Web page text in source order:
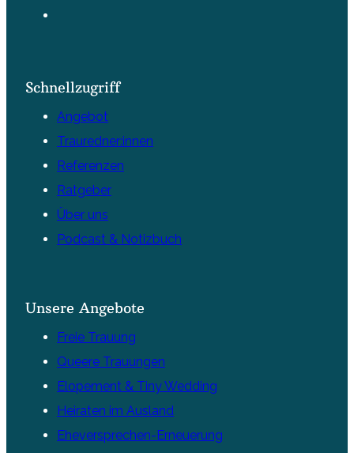
Schnellzugriff
Angebot
Trauredner:innen
Referenzen
Ratgeber
Über uns
Podcast & Notizbuch
Unsere Angebote
Freie Trauung
Queere Trauungen
Elopement & Tiny Wedding
Heiraten im Ausland
Eheversprechen-Erneuerung